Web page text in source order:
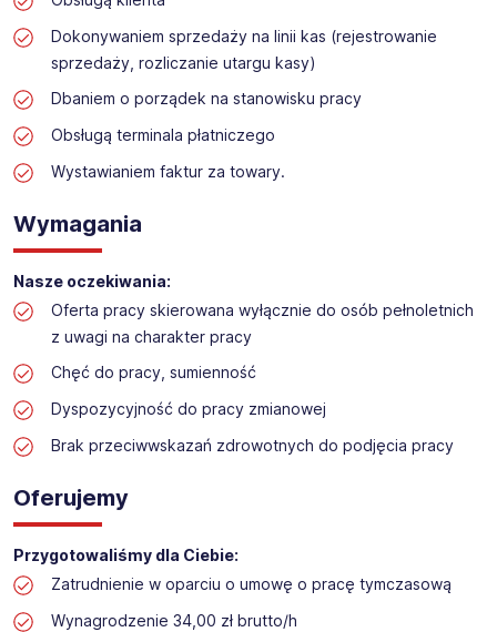
największych firm, jak również małych rodzinnych
przedsiębiorstw w Polsce. Agencja jest wpisana pod nr
396 w Krajowym Rejestrze Agencji Zatrudnienia.
Obecnie dla naszego Klienta, poszukujemy osób do pracy
na stanowisko:
Praca w sektorze obsługi klienta w markecie
budowlanym
Dokonywaniem sprzedaży na linii kas (rejestrowanie
sprzedaży, rozliczanie utargu kasy)
Dbaniem o porządek na stanowisku pracy
Obsługą terminala płatniczego
Wystawianiem faktur za towary.
Wymagania
Nasze oczekiwania:
Oferta pracy skierowana wyłącznie do osób pełnoletnich
z uwagi na charakter pracy
Chęć do pracy, sumienność
Dyspozycyjność do pracy zmianowej
Brak przeciwwskazań zdrowotnych do podjęcia pracy
Oferujemy
Przygotowaliśmy dla Ciebie:
Zatrudnienie w oparciu o umowę o pracę tymczasową
Wynagrodzenie 34,00 zł brutto/h